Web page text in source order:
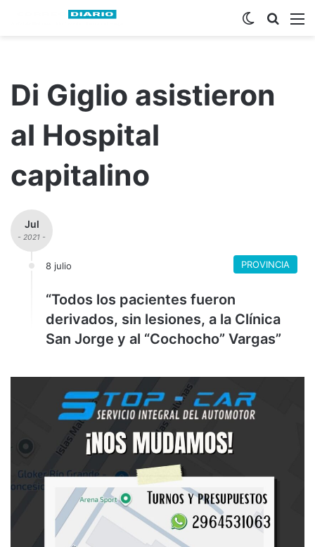
Buscar
Switch skin
Di Giglio asistieron
al Hospital
capitalino
Jul
- 2021 -
8 julio PROVINCIA
“Todos los pacientes fueron
derivados, sin lesiones, a la Clínica
San Jorge y al “Cochocho” Vargas”